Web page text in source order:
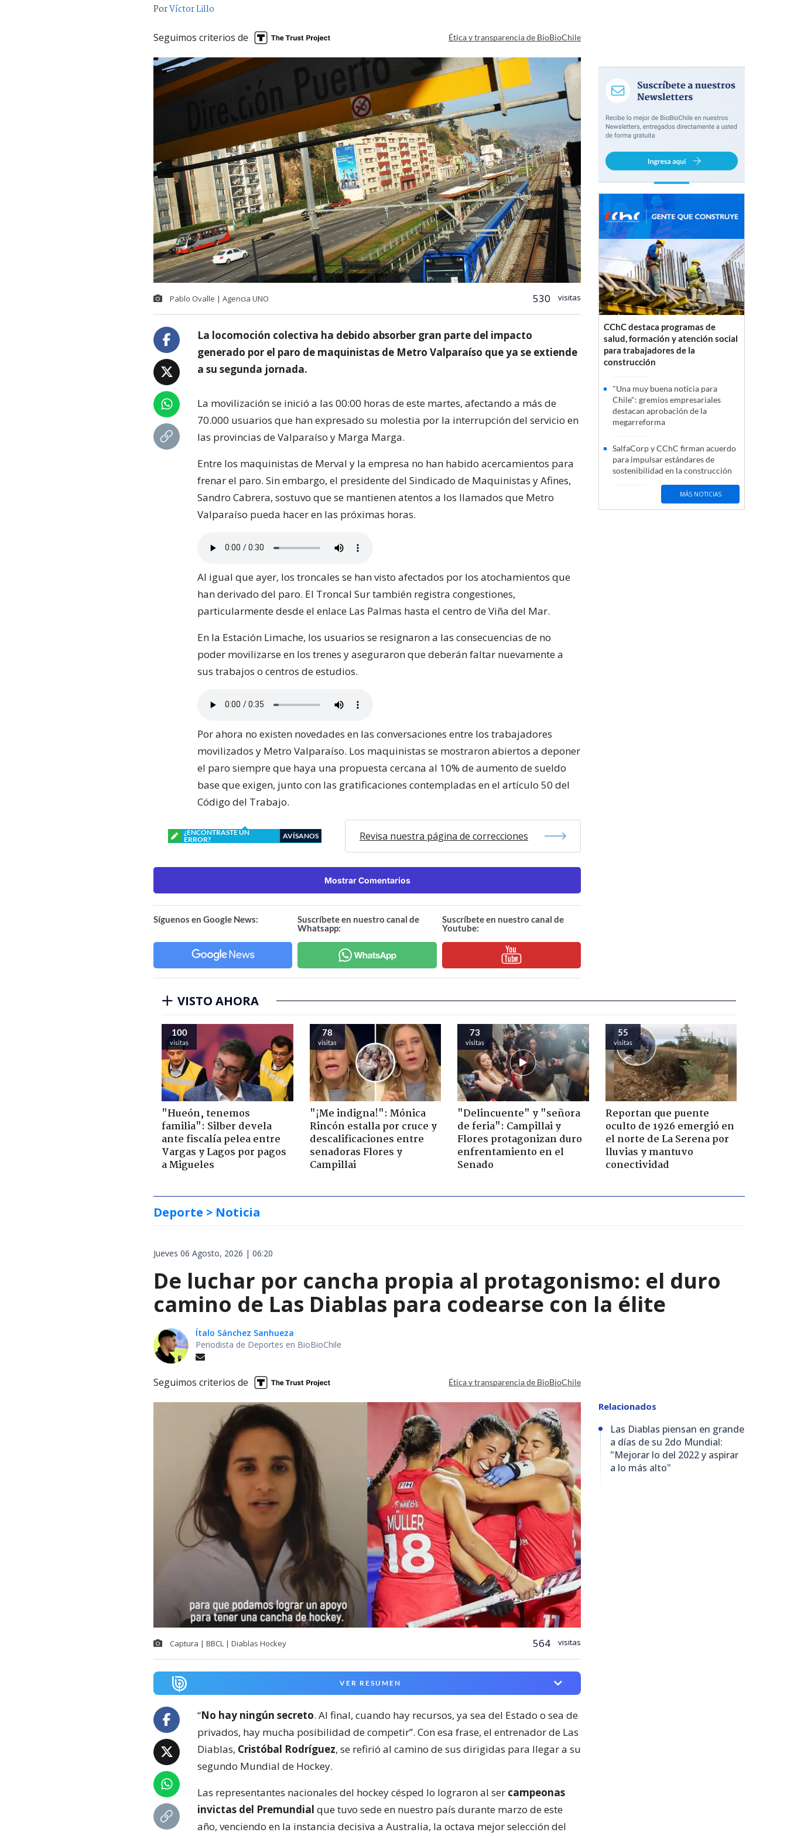
PorVíctor Lillo
Seguimos criterios de Ética y transparencia de BioBioChile
Pablo Ovalle | Agencia UNO 530 visitas
La locomoción colectiva ha debido absorber gran parte del impacto
generado por el paro de maquinistas de Metro Valparaíso que ya se extiende
a su segunda jornada.
La movilización se inició a las 00:00 horas de este martes, afectando a más de
70.000 usuarios que han expresado su molestia por la interrupción del servicio en
las provincias de Valparaíso y Marga Marga.
Entre los maquinistas de Merval y la empresa no han habido acercamientos para
frenar el paro. Sin embargo, el presidente del Sindicado de Maquinistas y Afines,
Sandro Cabrera, sostuvo que se mantienen atentos a los llamados que Metro
Valparaíso pueda hacer en las próximas horas.
Al igual que ayer, los troncales se han visto afectados por los atochamientos que
han derivado del paro. El Troncal Sur también registra congestiones,
particularmente desde el enlace Las Palmas hasta el centro de Viña del Mar.
En la Estación Limache, los usuarios se resignaron a las consecuencias de no
poder movilizarse en los trenes y aseguraron que deberán faltar nuevamente a
sus trabajos o centros de estudios.
Por ahora no existen novedades en las conversaciones entre los trabajadores
movilizados y Metro Valparaíso. Los maquinistas se mostraron abiertos a deponer
el paro siempre que haya una propuesta cercana al 10% de aumento de sueldo
base que exigen, junto con las gratificaciones contempladas en el artículo 50 del
Código del Trabajo.
¿ENCONTRASTE UN
ERROR?
AVÍSANOS Revisa nuestra página de correcciones
Mostrar Comentarios
Síguenos en Google News:
Suscríbete en nuestro canal de
Whatsapp:
Suscríbete en nuestro canal de
Youtube:
CChC destaca programas de
salud, formación y atención social
para trabajadores de la
construcción
"Una muy buena noticia para
Chile": gremios empresariales
destacan aprobación de la
megarreforma
SalfaCorp y CChC firman acuerdo
para impulsar estándares de
sostenibilidad en la construcción
MÁS NOTICIAS
VISTO AHORA
100
visitas
"Hueón, tenemos
familia": Silber devela
ante fiscalía pelea entre
Vargas y Lagos por pagos
a Migueles
78
visitas
"¡Me indigna!": Mónica
Rincón estalla por cruce y
descalificaciones entre
senadoras Flores y
Campillai
73
visitas
"Delincuente" y "señora
de feria": Campillai y
Flores protagonizan duro
enfrentamiento en el
Senado
55
visitas
Reportan que puente
oculto de 1926 emergió en
el norte de La Serena por
lluvias y mantuvo
conectividad
Deporte > Noticia
Jueves 06 Agosto, 2026 | 06:20
De luchar por cancha propia al protagonismo: el duro
camino de Las Diablas para codearse con la élite
Ítalo Sánchez Sanhueza
Periodista de Deportes en BioBioChile
Seguimos criterios de Ética y transparencia de BioBioChile
Captura | BBCL | Diablas Hockey 564 visitas
VER RESUMEN
“No hay ningún secreto. Al final, cuando hay recursos, ya sea del Estado o sea de
privados, hay mucha posibilidad de competir”. Con esa frase, el entrenador de Las
Diablas, Cristóbal Rodríguez, se refirió al camino de sus dirigidas para llegar a su
segundo Mundial de Hockey.
Las representantes nacionales del hockey césped lo lograron al ser campeonas
invictas del Premundial que tuvo sede en nuestro país durante marzo de este
año, venciendo en la instancia decisiva a Australia, la octava mejor selección del
Relacionados
Las Diablas piensan en grande
a días de su 2do Mundial:
"Mejorar lo del 2022 y aspirar
a lo más alto"